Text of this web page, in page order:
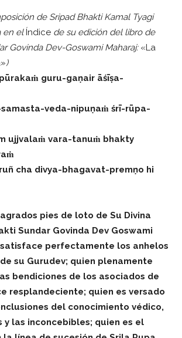
de Sripad Bhakti Kamal Tyagi
en el Índice de su edición del libro de
Govinda Dev-Goswami Maharaj: «La
)
guru-gaṇair āśīṣa-
veda-nipuṇaṁ śrī-rūpa-
ujjvalaṁ vara-tanuṁ bhakty
cha divya-bhagavat-premṇo hi
pies de loto de Su Divina
Sundar Govinda Dev Goswami
satisface perfectamente los anhelos
su Gurudev; quien plenamente
bendiciones de los asociados de
resplandeciente; quien es versado
del conocimiento védico,
y las inconcebibles; quien es el